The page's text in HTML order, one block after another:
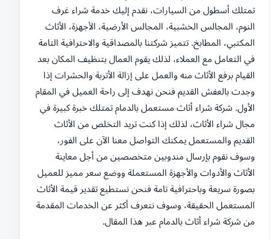
تمتلك أسطول من السيارات، نقدم إليك خدمة شراء غرف
النوم، المجالس الخشبية، المجالس الأرضية، الأجهزة، الأثاث
المكتبي، المطابخ. تتميز شركتنا بالمصداقية والاحترافية التامة
في التعامل مع العملاء، لذلك يقوم العمال بتنظيف المكان بعد
القيام برفع الأثاث منه والعمل على إزالة الأتربة والحشرات إذا
وجدت بالعفش القديم فنحن نهدف إلى راحة العميل في المقام
الأول. شركة شراء أثاث مستعمل بالدمام تمتلك خبرة كبيرة في
مجال شراء الأثاث، لذلك إذا كنت تريد التخلص من الأثاث
القديم والمستعمل يمكنك التواصل معنا الآن على الفور،
وسوف نقوم بإرسال مندوبين متخصصين من أجل معاينة
الأثاث والأدوات والأجهزة المستعملة ووضع سعر مميز للعميل
بصورة سريعة وباحترافية تامة فنحن نستطيع تقدير قيمة الأثاث
المستعمل الحقيقة، وسوف نتعرف أكثر عن الخدمات المقدمة
من شركة شراء أثاث بالدمام عبر هذا المقال.